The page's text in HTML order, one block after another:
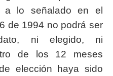
a lo señalado en el
de 1994 no podrá ser
ni elegido, ni
de los 12 meses
elección haya sido